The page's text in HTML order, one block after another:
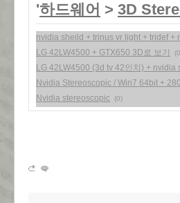
'하드웨어 > 3D
nvidia sheild + trinus vr light + tridef +
LG 42LW4500 + GTX650 3D로 보기
LG 42LW4500 (3d tv 42인치) + nvidia
Nvidia Stereoscopic / Win7 64bit +
Nvidia stereoscopic (0)